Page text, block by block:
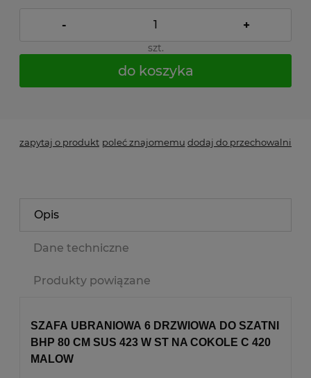
- +
szt.
do koszyka
zapytaj o produkt poleć znajomemu dodaj do przechowalni
Opis
Dane techniczne
Produkty powiązane
SZAFA UBRANIOWA 6 DRZWIOWA DO SZATNI
BHP 80 CM SUS 423 W ST NA COKOLE C 420
MALOW